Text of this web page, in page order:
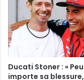
Ducati Stoner : « Peu
importe sa blessure,